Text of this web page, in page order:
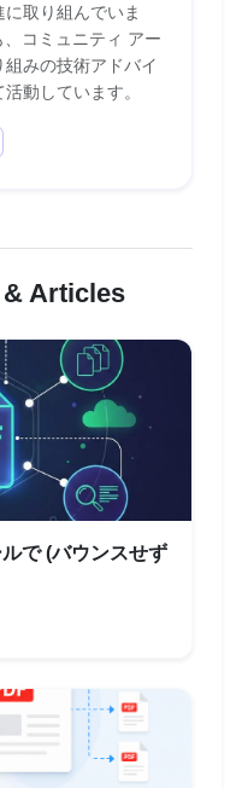
取り組んでいま
コミュニティ アー
みの技術アドバイ
& Articles
で (バウンスせず